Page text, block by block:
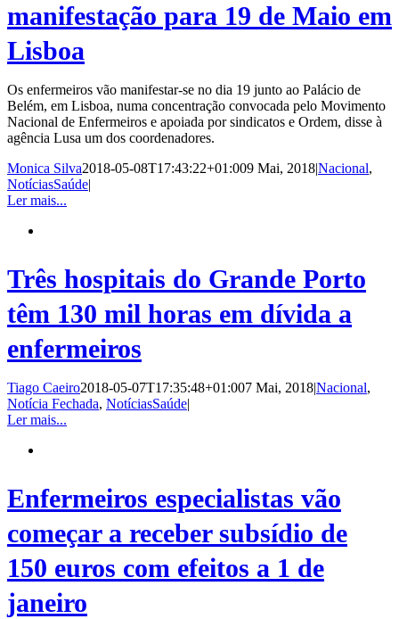
manifestação para 19 de Maio em
Lisboa
Os enfermeiros vão manifestar-se no dia 19 junto ao Palácio de
Belém, em Lisboa, numa concentração convocada pelo Movimento
Nacional de Enfermeiros e apoiada por sindicatos e Ordem, disse à
agência Lusa um dos coordenadores.
Monica Silva2018-05-08T17:43:22+01:009 Mai, 2018Nacional,
NotíciasSaúde
Ler mais...
Três hospitais do Grande Porto
têm 130 mil horas em dívida a
enfermeiros
Tiago Caeiro2018-05-07T17:35:48+01:007 Mai, 2018|Nacional,
Notícia Fechada, NotíciasSaúde|
Ler mais...
Enfermeiros especialistas vão
começar a receber subsídio de
150 euros com efeitos a 1 de
janeiro